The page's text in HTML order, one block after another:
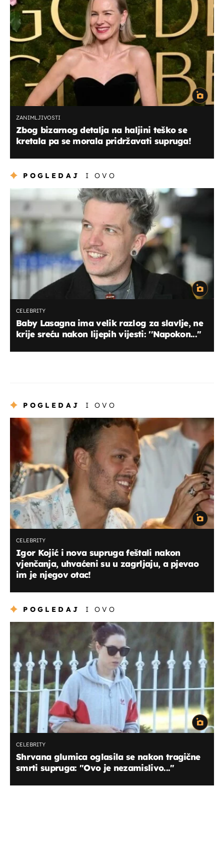
ZANIMLJIVOSTI
Zbog bizarnog detalja na haljini teško se
kretala pa se morala pridržavati supruga!
POGLEDAJ I OVO
CELEBRITY
Baby Lasagna ima velik razlog za slavlje, ne
krije sreću nakon lijepih vijesti: ''Napokon...''
POGLEDAJ I OVO
CELEBRITY
Igor Kojić i nova supruga feštali nakon
vjenčanja, uhvaćeni su u zagrljaju, a pjevao
im je njegov otac!
POGLEDAJ I OVO
CELEBRITY
Shrvana glumica oglasila se nakon tragične
smrti supruga: ''Ovo je nezamislivo...''